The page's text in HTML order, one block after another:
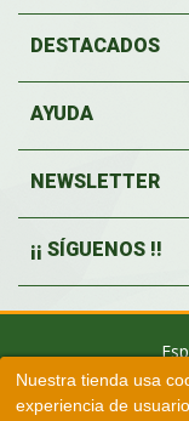
Nuestra tienda usa
experiencia de
DESTACADOS
AYUDA
NEWSLETTER
¡¡ SÍGUENOS !!